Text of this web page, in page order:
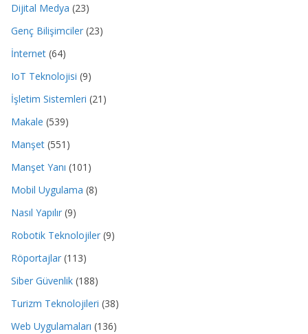
Dijital Medya (23)
Genç Bilişimciler (23)
İnternet (64)
IoT Teknolojisi (9)
İşletim Sistemleri (21)
Makale (539)
Manşet (551)
Manşet Yanı (101)
Mobil Uygulama (8)
Nasıl Yapılır (9)
Robotik Teknolojiler (9)
Röportajlar (113)
Siber Güvenlik (188)
Turizm Teknolojileri (38)
Web Uygulamaları (136)